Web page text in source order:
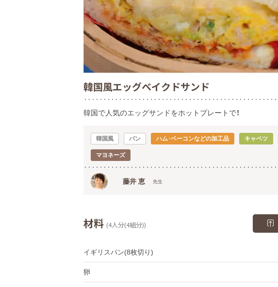
韓国風エッグベイクドサンド
韓国で人気のエッグサンドをホットプレートで！
韓国風 パン ハム･ベーコンなどの加工品 キャベツ
マヨネーズ
藤井 恵 先生
材料 (4人分(4組分))
イギリスパン(8枚切り)
卵